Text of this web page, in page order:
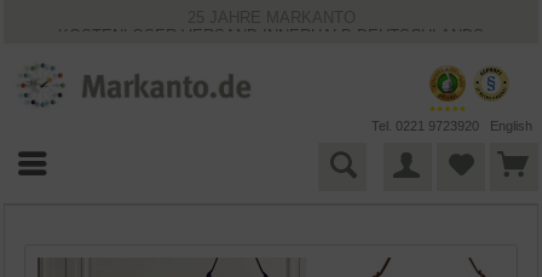
KOSTENLOSER VERSAND INNERHALB DEUTSCHLANDS
VIELFÄLTIGE ZAHLUNGSMÖGLICHKEITEN
BESTPRICE-GARANTIE
Tel. 0221 9723920 English